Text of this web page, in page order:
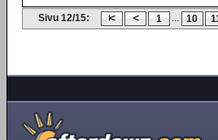
Sivu 12/15: 1 ... 10